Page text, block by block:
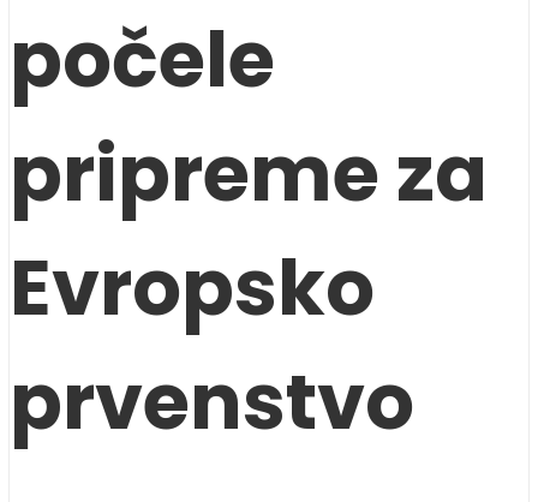
počele
pripreme za
Evropsko
prvenstvo